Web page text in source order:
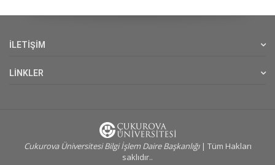
İLETİŞİM
LİNKLER
Cukurova Üniversitesi Bilgi İşlem Daire Başkanlığı| Tüm Hakları
saklıdır..